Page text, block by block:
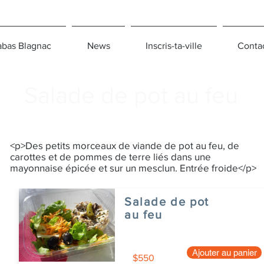
Blagnac News Inscris-ta-ville
<p>Des petits morceaux de viande de pot au feu, de
carottes et de pommes de terre liés dans une
mayonnaise épicée et sur un mesclun. Entrée froide</p>
Salade de pot
au feu
$550
Ajouter au panier